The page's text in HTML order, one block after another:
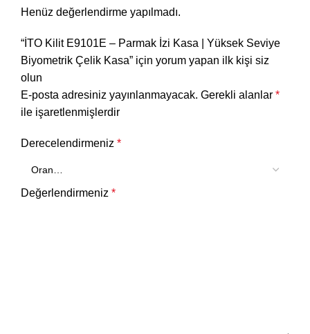
Henüz değerlendirme yapılmadı.
“İTO Kilit E9101E – Parmak İzi Kasa | Yüksek Seviye
Biyometrik Çelik Kasa” için yorum yapan ilk kişi siz
olun
E-posta adresiniz yayınlanmayacak. Gerekli alanlar *
ile işaretlenmişlerdir
Derecelendirmeniz *
Değerlendirmeniz *